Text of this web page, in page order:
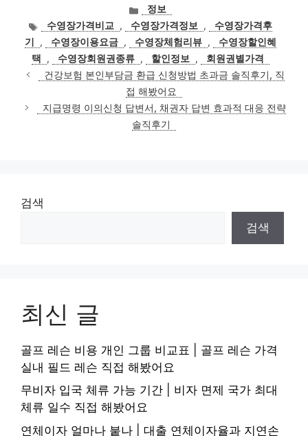
카
테
고
리
정보
태수영장가격비교 , 수영장가격정보 ,
수영장가격후
기
, 수영장이용요금 , 수영장체험리뷰 ,
수영장할인혜
택
, 수영장회원권종류 , 할인정보 ,
회원권별가격
건강보험 본인부담금 환급 신청방법 초과금 솔직후기, 직
접 해봤어요
지급명령 이의신청 답변서, 채권자 답변 효과적 대응 전략
솔직후기
검색
검색
최신 글
골프 레슨 비용 개인 그룹 비교표 | 골프 레슨 가격
실내 필드 레슨 직접 해봤어요
무비자 입국 체류 가능 기간 | 비자 면제 국가 최대
체류 일수 직접 해봤어요
연체이자 얼마나 붙나 | 대출 연체이자율과 지연손